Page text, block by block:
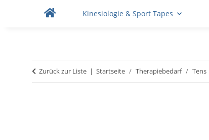
Kinesiologie & Sport Tapes
Zurück zur Liste Startseite Therapiebedarf Tens